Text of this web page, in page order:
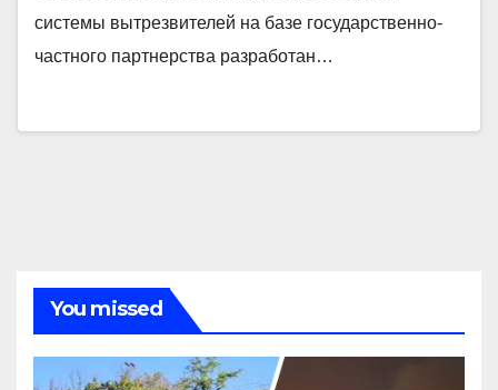
системы вытрезвителей на базе государственно-
частного партнерства разработан…
You missed